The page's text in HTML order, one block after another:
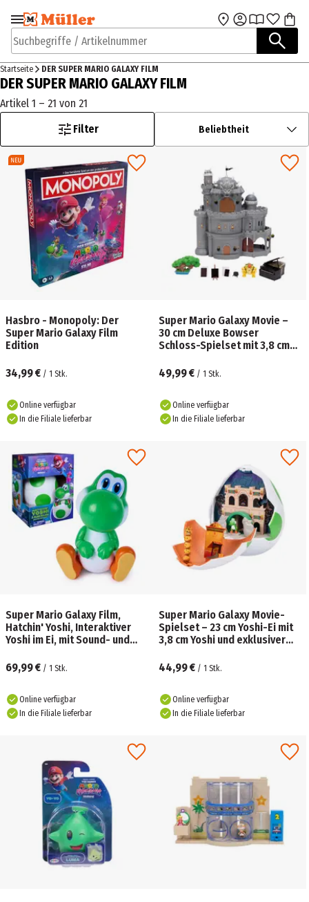
Zur Navigation
springen
Zum Hauptinhalt
Suchbegriffe / Artikelnummer
Startseite DER SUPER MARIO GALAXY FILM
DER SUPER MARIO GALAXY FILM
Artikel 1 – 21 von 21
Filter
Beliebtheit
Hasbro - Monopoly: Der
Super Mario Galaxy Film
Edition
34,99 € / 1 Stk.
Online verfügbar
In die Filiale lieferbar
Super Mario Galaxy Movie –
30 cm Deluxe Bowser
Schloss-Spielset mit 3,8 cm
49,99 € / 1 Stk.
Online verfügbar
In die Filiale lieferbar
Super Mario Galaxy Film,
Hatchin' Yoshi, Interaktiver
Yoshi im Ei, mit Sound- und
69,99 € / 1 Stk.
Online verfügbar
In die Filiale lieferbar
Super Mario Galaxy Movie-
Spielset – 23 cm Yoshi-Ei mit
3,8 cm Yoshi und exklusiver
44,99 € / 1 Stk.
Online verfügbar
In die Filiale lieferbar